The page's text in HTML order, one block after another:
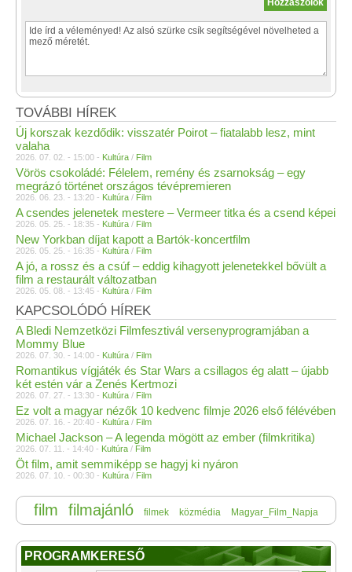
TOVÁBBI HÍREK
Új korszak kezdődik: visszatér Poirot – fiatalabb lesz, mint
valaha
2026. 07. 02. - 15:00 - Kultúra / Film
Vörös csokoládé: Félelem, remény és zsarnokság – egy
megrázó történet országos tévépremieren
2026. 06. 23. - 13:20 - Kultúra / Film
A csendes jelenetek mestere – Vermeer titka és a csend képei
2026. 05. 25. - 18:35 - Kultúra / Film
New Yorkban díjat kapott a Bartók-koncertfilm
2026. 05. 25. - 16:35 - Kultúra / Film
A jó, a rossz és a csúf – eddig kihagyott jelenetekkel bővült a
film a restaurált változatban
2026. 05. 08. - 13:45 - Kultúra / Film
KAPCSOLÓDÓ HÍREK
A Bledi Nemzetközi Filmfesztivál versenyprogramjában a
Mommy Blue
2026. 07. 30. - 14:00 - Kultúra / Film
Romantikus vígjáték és Star Wars a csillagos ég alatt – újabb
két estén vár a Zenés Kertmozi
2026. 07. 27. - 13:30 - Kultúra / Film
Ez volt a magyar nézők 10 kedvenc filmje 2026 első félévében
2026. 07. 16. - 20:40 - Kultúra / Film
Michael Jackson – A legenda mögött az ember (filmkritika)
2026. 07. 11. - 14:40 - Kultúra / Film
Öt film, amit semmiképp se hagyj ki nyáron
2026. 07. 10. - 00:30 - Kultúra / Film
film filmajánló filmek közmédia Magyar_Film_Napja
PROGRAMKERESŐ